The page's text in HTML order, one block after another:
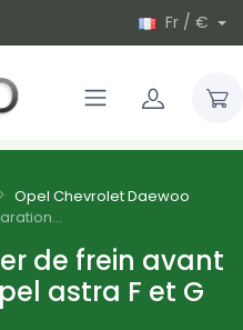
Fr / €
Opel Chevrolet Daewoo
de frein avant
astra F et G